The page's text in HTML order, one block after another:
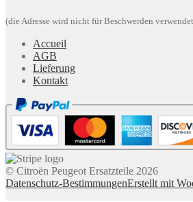
(die Adresse wird nicht für Beschwerden
Accueil
AGB
Lieferung
Kontakt
© Citroën Peugeot Ersatzteile 2026
Datenschutz-BestimmungenErstellt mit